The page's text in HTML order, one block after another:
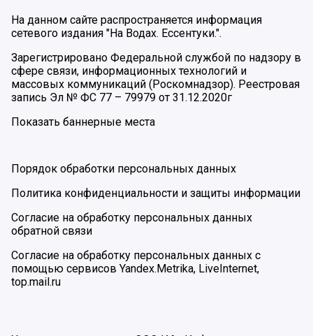
На данном сайте распространяется информация
сетевого издания "На Водах. Ессентуки.".
Зарегистрировано Федеральной службой по надзору в
сфере связи, информационных технологий и
массовых коммуникаций (Роскомнадзор). Реестровая
запись Эл № ФС 77 – 79979 от 31.12.2020г
Показать баннерные места
Порядок обработки персональных данных
Политика конфиденциальности и защиты информации
Согласие на обработку персональных данных
обратной связи
Согласие на обработку персональных данных с
помощью сервисов Yandex.Metrika, LiveInternet,
top.mail.ru